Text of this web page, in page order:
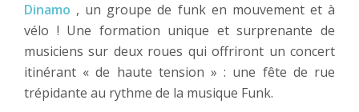
Dinamo , un groupe de funk en mouvement et à
vélo ! Une formation unique et surprenante de
musiciens sur deux roues qui offriront un concert
itinérant « de haute tension » : une fête de rue
trépidante au rythme de la musique Funk.